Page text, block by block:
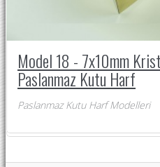
Model 18 - 7x10mm
Paslanmaz Kutu Harf
Paslanmaz Kutu Harf Modelleri